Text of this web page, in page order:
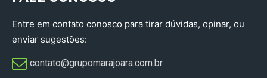
Entre em contato conosco para tirar dúvidas, opinar, ou
enviar sugestões:
contato@grupomarajoara.com.br